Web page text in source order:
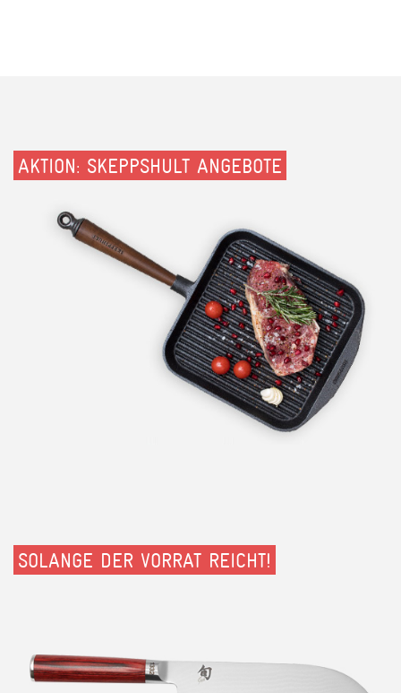
AKTION: SKEPPSHULT ANGEBOTE
SOLANGE DER VORRAT REICHT!